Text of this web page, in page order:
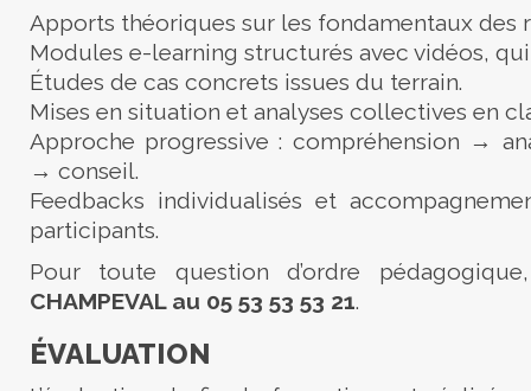
Apports théoriques sur les fondamentaux des
Modules e-learning structurés avec vidéos,
Études de cas concrets issues du terrain.
Mises en situation et analyses collectives en
Approche progressive : compréhension →
→ conseil.
Feedbacks individualisés et
participants.
Pour toute question d’ordre
CHAMPEVAL au 05 53 53 53 21.
ÉVALUATION